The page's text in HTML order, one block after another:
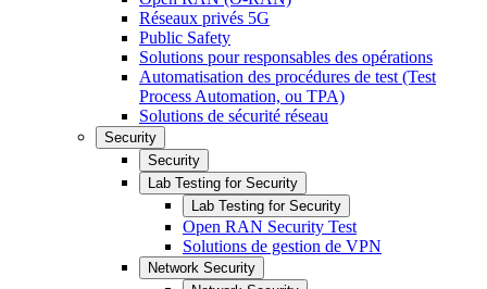
Réseaux privés 5G
Public Safety
Solutions pour responsables des opérations
Automatisation des procédures de test (Test
Process Automation, ou TPA)
Solutions de sécurité réseau
Security
Security
Lab Testing for Security
Lab Testing for Security
Open RAN Security Test
Solutions de gestion de VPN
Network Security